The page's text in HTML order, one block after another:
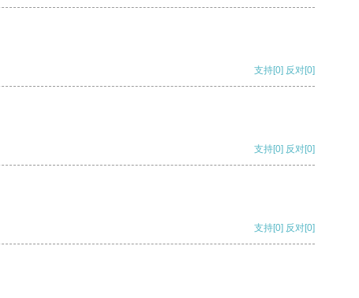
支持[0] 反对[0]
支持[0] 反对[0]
支持[0] 反对[0]